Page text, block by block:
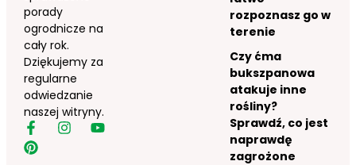
porady
ogrodnicze na
cały rok.
Dziękujemy za
regularne
odwiedzanie
naszej witryny.
rozpoznasz go w
terenie
Czy ćma
bukszpanowa
atakuje inne
rośliny?
Sprawdź, co jest
naprawdę
zagrożone